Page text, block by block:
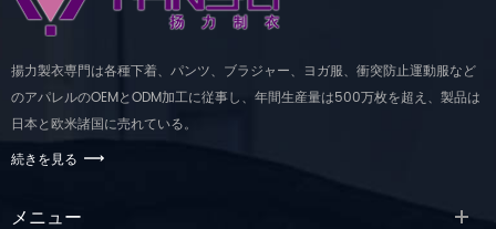
揚力製衣専門は各種下着、パンツ、ブラジャー、ヨガ服、衝突防止運動服など
のアパレルのOEMとODM加工に従事し、年間生産量は500万枚を超え、製品は
日本と欧米諸国に売れている。
続きを見る
メニュー